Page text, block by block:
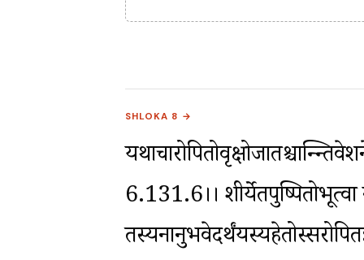
SHLOKA 8 →
6.131.6।।